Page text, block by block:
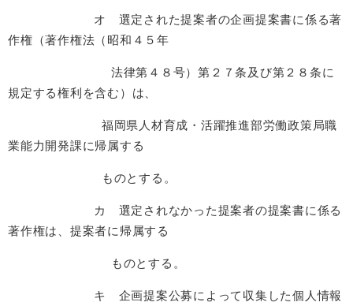
オ 選定された提案者の企画提案書に係る著
作権（著作権法（昭和４５年
法律第４８号）第２７条及び第２８条に
規定する権利を含む）は、
福岡県人材育成・活躍推進部労働政策局職
業能力開発課に帰属する
ものとする。
カ 選定されなかった提案者の提案書に係る
著作権は、提案者に帰属する
ものとする。
キ 企画提案公募によって収集した個人情報